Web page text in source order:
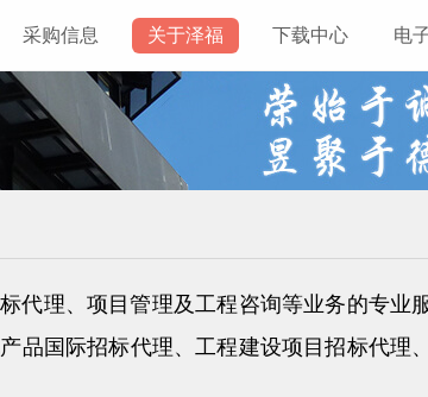
采购信息 关于泽福 下载中心 电
代理、项目管理及工程咨询等业务的专业
品国际招标代理、工程建设项目招标代理